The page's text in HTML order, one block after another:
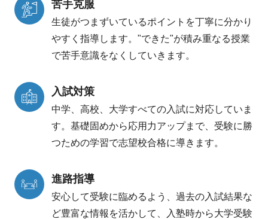
苦手克服
生徒がつまずいているポイントを丁寧に分かり
やすく指導します。"できた"が積み重なる授業
で苦手意識をなくしていきます。
入試対策
中学、高校、大学すべての入試に対応していま
す。基礎固めから応用力アップまで、受験に勝
つための学習で志望校合格に導きます。
進路指導
安心して受験に臨めるよう、過去の入試結果な
ど豊富な情報を活かして、入塾時から大学受験